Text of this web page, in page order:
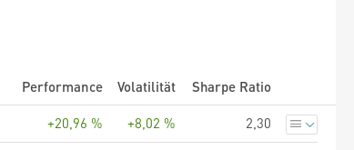
Performance Volatilität
Sharpe Ratio
+20,96 % +8,02 % 2,30